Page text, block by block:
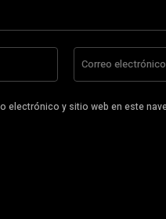
electrónico y sitio web en este